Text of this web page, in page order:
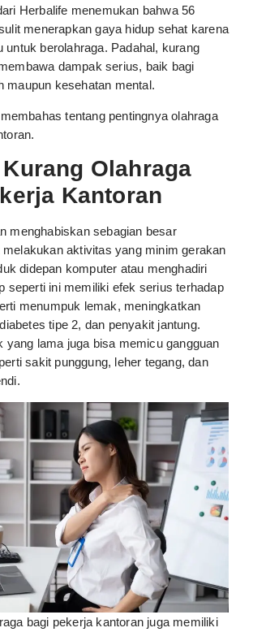
Herbalife menemukan bahwa 56
menerapkan gaya hidup sehat karena
untuk berolahraga. Padahal, kurang
dampak serius, baik bagi
maupun kesehatan mental.
tentang pentingnya olahraga
Olahraga
Kantoran
menghabiskan sebagian besar
aktivitas yang minim gerakan
didepan komputer atau menghadiri
seperti ini memiliki efek serius terhadap
menumpuk lemak, meningkatkan
tipe 2, dan penyakit jantung.
yang lama juga bisa memicu gangguan
sakit punggung, leher tegang, dan
bagi pekerja kantoran juga memiliki